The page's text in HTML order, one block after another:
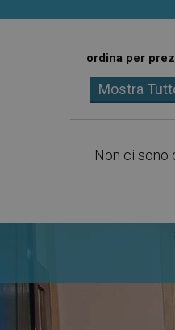
ordina per
Mostra
Non ci